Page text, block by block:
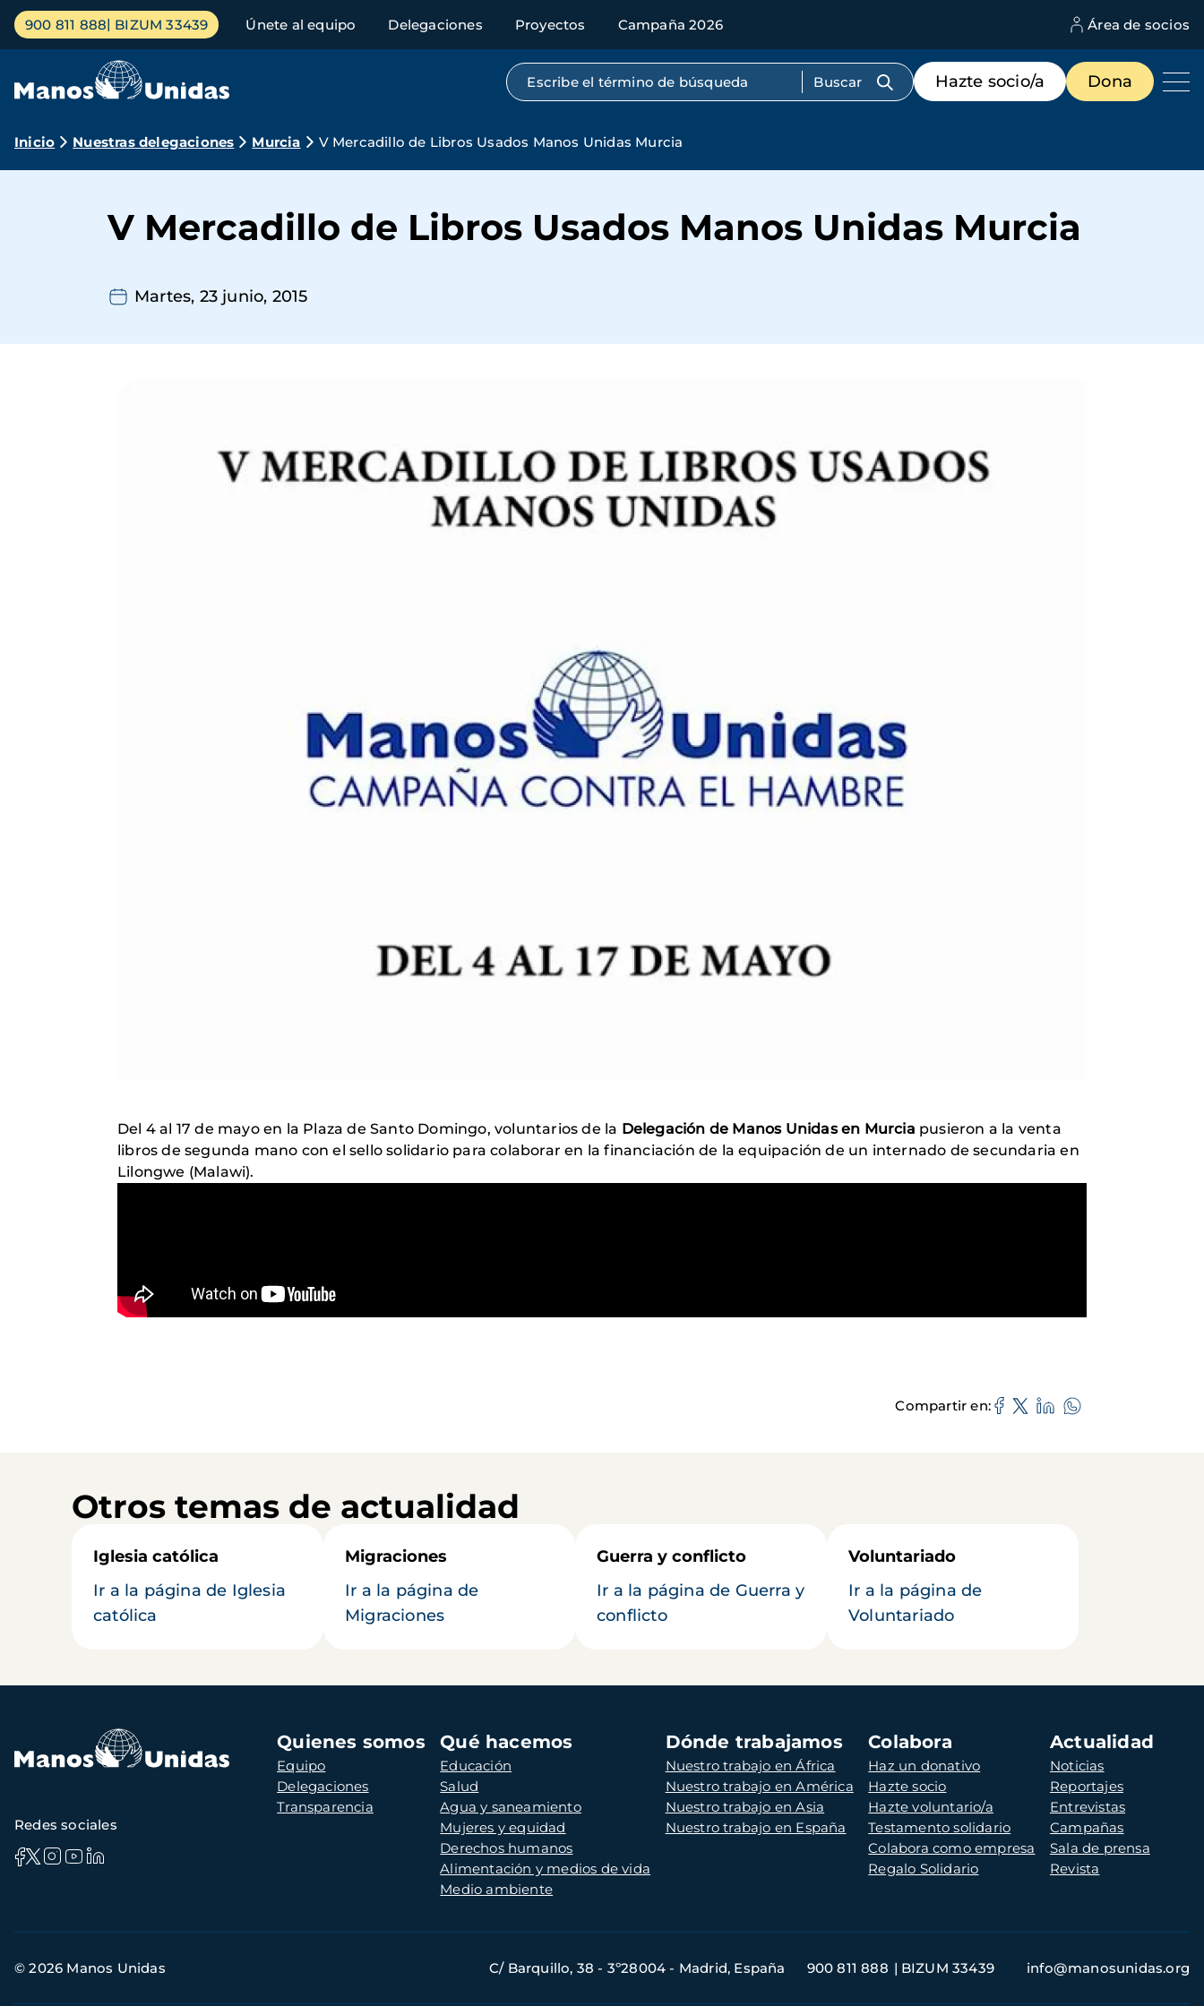
Pasar
contenido
Menú
principal
900 811 888 BIZUM 33439 Únete al equipo Delegaciones Proyectos Campaña 2026 Área de socios
Búsqueda por texto completo
Menú
de
destacados
Hazte socio/a Dona
Ruta
navegación
Inicio Nuestras delegaciones Murcia V Mercadillo de Libros Usados Manos Unidas Murcia
V Mercadillo de Libros Usados Manos Unidas Murcia
Martes, 23 junio, 2015
Del 4 al 17 de mayo en la Plaza de Santo Domingo, voluntarios de la Delegación de Manos Unidas en Murcia pusieron a la venta
libros de segunda mano con el sello solidario para colaborar en la financiación de la equipación de un internado de secundaria en
Lilongwe (Malawi).
Compartir en
Otros temas de actualidad
Iglesia católica
Ir a la página de Iglesia
católica
Migraciones
Ir a la página de
Migraciones
Guerra y conflicto
Ir a la página de Guerra y
conflicto
Voluntariado
Ir a la página de
Voluntariado
Navegación
principal
Quienes somos
Equipo
Delegaciones
Transparencia
Qué hacemos
Educación
Salud
Agua y saneamiento
Mujeres y equidad
Derechos humanos
Alimentación y medios de vida
Medio ambiente
Dónde trabajamos
Nuestro trabajo en África
Nuestro trabajo en América
Nuestro trabajo en Asia
Nuestro trabajo en España
Colabora
Haz un donativo
Hazte socio
Hazte voluntario/a
Testamento solidario
Colabora como empresa
Regalo Solidario
Actualidad
Noticias
Reportajes
Entrevistas
Campañas
Sala de prensa
Revista
Redes sociales
de
© 2026 Manos Unidas C/ Barquillo, 38 - 3º28004 - Madrid, España 900 811 888 BIZUM 33439 info@manosunidas.org